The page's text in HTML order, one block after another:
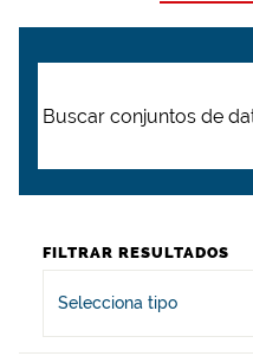
FILTRAR RESULTADOS
Selecciona tipo